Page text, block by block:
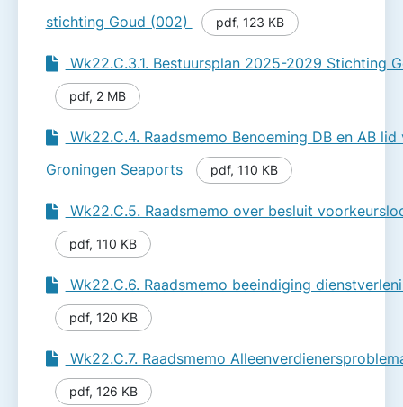
stichting Goud (002)
pdf, 123 KB
Wk22.C.3.1. Bestuursplan 2025-2029 Stichting
pdf, 2 MB
Wk22.C.4. Raadsmemo Benoeming DB en AB lid
Groningen Seaports
pdf, 110 KB
Wk22.C.5. Raadsmemo over besluit
pdf, 110 KB
Wk22.C.6. Raadsmemo beeindiging
pdf, 120 KB
Wk22.C.7. Raadsmemo
pdf, 126 KB